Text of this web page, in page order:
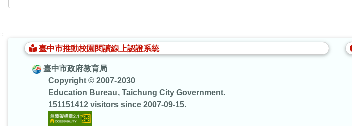
臺中市推動校園閱讀線上認證系統
臺中市政府教育局
Copyright © 2007-2030
Education Bureau, Taichung City Government.
151151412 visitors since 2007-09-15.